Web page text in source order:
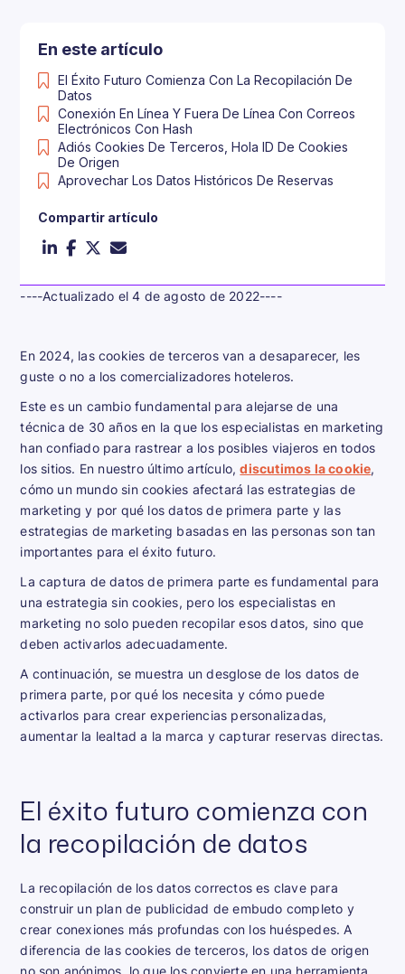
----Actualizado el 4 de agosto de 2022----
En 2024, las cookies de terceros van a desaparecer, les
guste o no a los comercializadores hoteleros.
Este es un cambio fundamental para alejarse de una
técnica de 30 años en la que los especialistas en marketing
han confiado para rastrear a los posibles viajeros en todos
los sitios. En nuestro último artículo,discutimos la cookie,
cómo un mundo sin cookies afectará las estrategias de
marketing y por qué los datos de primera parte y las
estrategias de marketing basadas en las personas son tan
importantes para el éxito futuro.
La captura de datos de primera parte es fundamental para
una estrategia sin cookies, pero los especialistas en
marketing no solo pueden recopilar esos datos, sino que
deben activarlos adecuadamente.
A continuación, se muestra un desglose de los datos de
primera parte, por qué los necesita y cómo puede
activarlos para crear experiencias personalizadas,
aumentar la lealtad a la marca y capturar reservas directas.
El éxito futuro comienza con
la recopilación de datos
La recopilación de los datos correctos es clave para
construir un plan de publicidad de embudo completo y
crear conexiones más profundas con los huéspedes. A
diferencia de las cookies de terceros, los datos de origen
no son anónimos, lo que los convierte en una herramienta
En este artículo
El Éxito Futuro Comienza Con La Recopilación De
Datos
Conexión En Línea Y Fuera De Línea Con Correos
Electrónicos Con Hash
Adiós Cookies De Terceros, Hola ID De Cookies
De Origen
Aprovechar Los Datos Históricos De Reservas
Compartir artículo